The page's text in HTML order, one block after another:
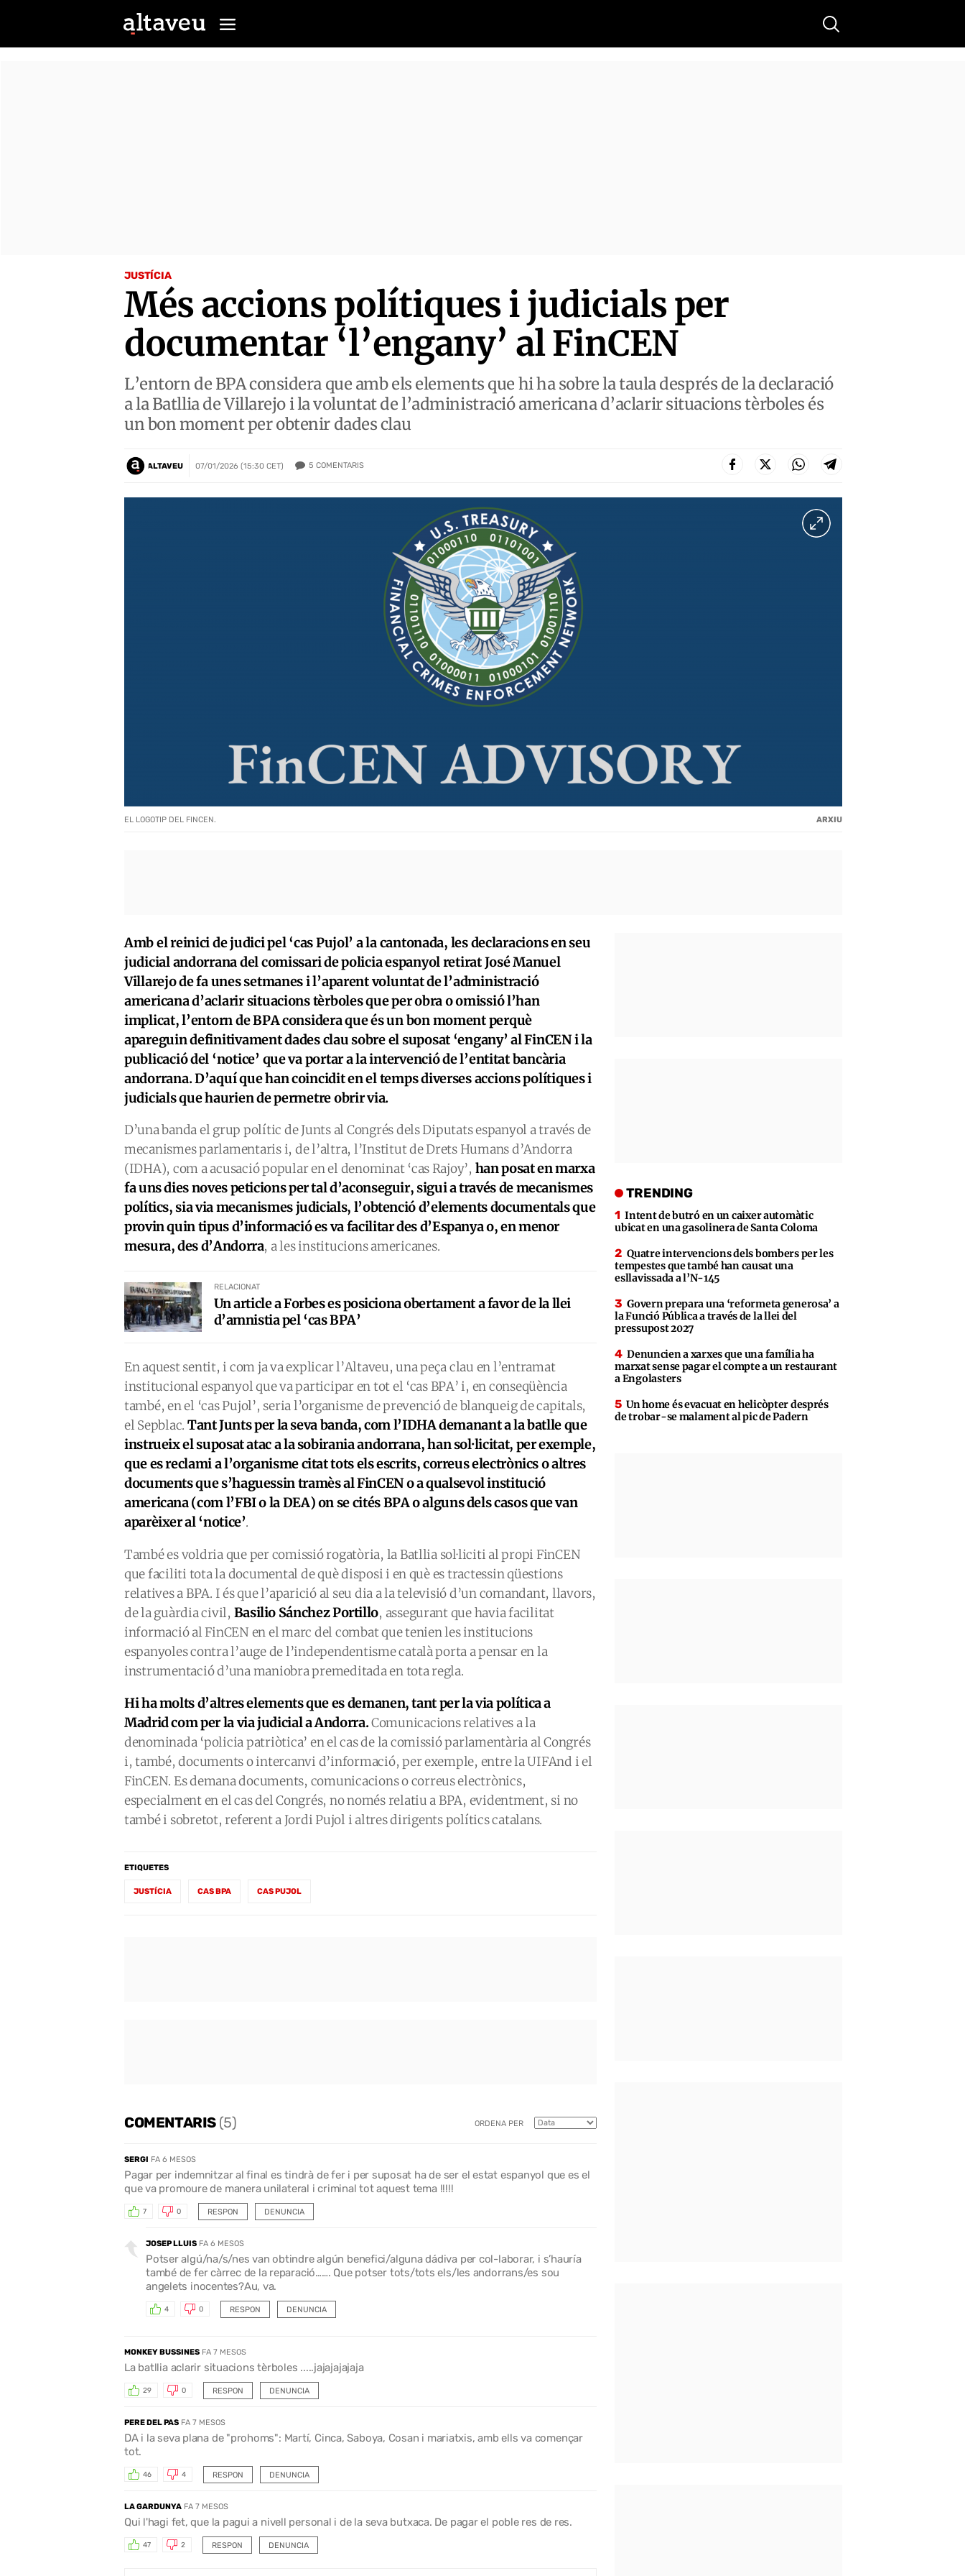
Buscar
JUSTÍCIA
Més accions polítiques i judicials per
documentar ‘l’engany’ al FinCEN
L’entorn de BPA considera que amb els elements que hi ha sobre la taula després de la declaració
a la Batllia de Villarejo i la voluntat de l’administració americana d’aclarir situacions tèrboles és
un bon moment per obtenir dades clau
ALTAVEU 07/01/2026 (15:30 CET) 5 COMENTARIS
EL LOGOTIP DEL FINCEN. ARXIU
Amb el reinici de judici pel ‘cas Pujol’ a la cantonada, les declaracions en seu
judicial andorrana del comissari de policia espanyol retirat José Manuel
Villarejo de fa unes setmanes i l’aparent voluntat de l’administració
americana d’aclarir situacions tèrboles que per obra o omissió l’han
implicat, l’entorn de BPA considera que és un bon moment perquè
apareguin definitivament dades clau sobre el suposat ‘engany’ al FinCEN i la
publicació del ‘notice’ que va portar a la intervenció de l’entitat bancària
andorrana. D’aquí que han coincidit en el temps diverses accions polítiques i
judicials que haurien de permetre obrir via.
D’una banda el grup polític de Junts al Congrés dels Diputats espanyol a través de
mecanismes parlamentaris i, de l’altra, l’Institut de Drets Humans d’Andorra
(IDHA), com a acusació popular en el denominat ‘cas Rajoy’, han posat en marxa
fa uns dies noves peticions per tal d’aconseguir, sigui a través de mecanismes
polítics, sia via mecanismes judicials, l’obtenció d’elements documentals que
provin quin tipus d’informació es va facilitar des d’Espanya o, en menor
mesura, des d’Andorra, a les institucions americanes.
RELACIONAT
Un article a Forbes es posiciona obertament a favor de la llei
d’amnistia pel ‘cas BPA’
En aquest sentit, i com ja va explicar l’Altaveu, una peça clau en l’entramat
institucional espanyol que va participar en tot el ‘cas BPA’ i, en conseqüència
també, en el ‘cas Pujol’, seria l’organisme de prevenció de blanqueig de capitals,
el Sepblac. Tant Junts per la seva banda, com l’IDHA demanant a la batlle que
instrueix el suposat atac a la sobirania andorrana, han sol·licitat, per exemple,
que es reclami a l’organisme citat tots els escrits, correus electrònics o altres
documents que s’haguessin tramès al FinCEN o a qualsevol institució
americana (com l’FBI o la DEA) on se cités BPA o alguns dels casos que van
aparèixer al ‘notice’.
També es voldria que per comissió rogatòria, la Batllia sol·liciti al propi FinCEN
que faciliti tota la documental de què disposi i en què es tractessin qüestions
relatives a BPA. I és que l’aparició al seu dia a la televisió d’un comandant, llavors,
de la guàrdia civil, Basilio Sánchez Portillo, assegurant que havia facilitat
informació al FinCEN en el marc del combat que tenien les institucions
espanyoles contra l’auge de l’independentisme català porta a pensar en la
instrumentació d’una maniobra premeditada en tota regla.
Hi ha molts d’altres elements que es demanen, tant per la via política a
Madrid com per la via judicial a Andorra.Comunicacions relatives a la
denominada ‘policia patriòtica’ en el cas de la comissió parlamentària al Congrés
i, també, documents o intercanvi d’informació, per exemple, entre la UIFAnd i el
FinCEN. Es demana documents, comunicacions o correus electrònics,
especialment en el cas del Congrés, no només relatiu a BPA, evidentment, si no
també i sobretot, referent a Jordi Pujol i altres dirigents polítics catalans.
ETIQUETES
JUSTÍCIA CAS BPA CAS PUJOL
COMENTARIS (5) ORDENA PER
SERGI FA 6 MESOS
Pagar per indemnitzar al final es tindrà de fer i per suposat ha de ser el estat espanyol que es el
que va promoure de manera unilateral i criminal tot aquest tema !!!!!
RESPON
7 0 DENUNCIA
JOSEP LLUIS FA 6 MESOS
Potser algú/na/s/nes van obtindre algún benefici/alguna dádiva per col-laborar, i s’hauría
també de fer càrrec de la reparació……. Que potser tots/tots els/les andorrans/es sou
angelets inocentes?Au, va.
RESPON
4 0 DENUNCIA
MONKEY BUSSINES FA 7 MESOS
La batllia aclarir situacions tèrboles .....jajajajajaja
RESPON
29 0 DENUNCIA
PERE DEL PAS FA 7 MESOS
DA i la seva plana de "prohoms": Martí, Cinca, Saboya, Cosan i mariatxis, amb ells va començar
tot.
RESPON
46 4 DENUNCIA
LA GARDUNYA FA 7 MESOS
Qui l'hagi fet, que la pagui a nivell personal i de la seva butxaca. De pagar el poble res de res.
RESPON
47 2 DENUNCIA
TRENDING
Intent de butró en un caixer automàtic
ubicat en una gasolinera de Santa Coloma
Quatre intervencions dels bombers per les
tempestes que també han causat una
esllavissada a l’N-145
Govern prepara una ‘reformeta generosa’ a
la Funció Pública a través de la llei del
pressupost 2027
Denuncien a xarxes que una família ha
marxat sense pagar el compte a un restaurant
a Engolasters
Un home és evacuat en helicòpter després
de trobar-se malament al pic de Padern